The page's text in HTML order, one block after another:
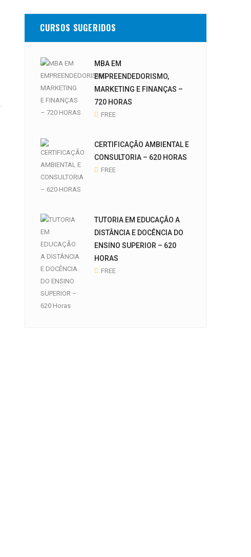
CURSOS SUGERIDOS
MBA EM
EMPREENDEDORISMO,
MARKETING E FINANÇAS –
720 HORAS
FREE
CERTIFICAÇÃO AMBIENTAL E
CONSULTORIA – 620 HORAS
FREE
TUTORIA EM EDUCAÇÃO A
DISTÂNCIA E DOCÊNCIA DO
ENSINO SUPERIOR – 620
HORAS
FREE